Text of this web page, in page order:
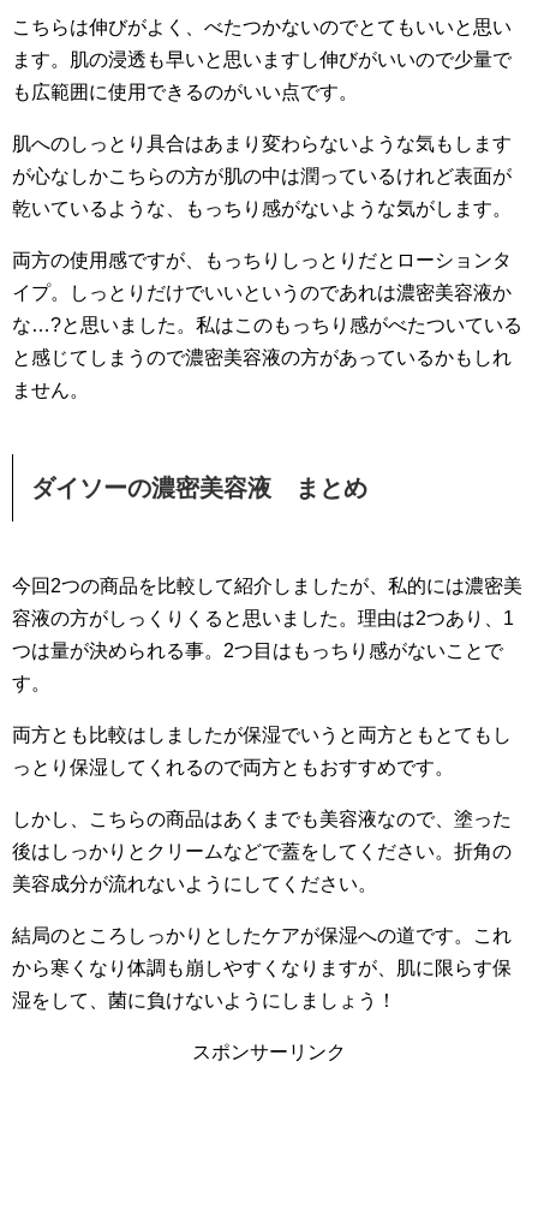
こちらは伸びがよく、べたつかないのでとてもいいと思い
ます。肌の浸透も早いと思いますし伸びがいいので少量で
も広範囲に使用できるのがいい点です。
肌へのしっとり具合はあまり変わらないような気もします
が心なしかこちらの方が肌の中は潤っているけれど表面が
乾いているような、もっちり感がないような気がします。
両方の使用感ですが、もっちりしっとりだとローションタ
イプ。しっとりだけでいいというのであれは濃密美容液か
な…?と思いました。私はこのもっちり感がべたついている
と感じてしまうので濃密美容液の方があっているかもしれ
ません。
ダイソーの濃密美容液 まとめ
今回2つの商品を比較して紹介しましたが、私的には濃密美
容液の方がしっくりくると思いました。理由は2つあり、1
つは量が決められる事。2つ目はもっちり感がないことで
す。
両方とも比較はしましたが保湿でいうと両方ともとてもし
っとり保湿してくれるので両方ともおすすめです。
しかし、こちらの商品はあくまでも美容液なので、塗った
後はしっかりとクリームなどで蓋をしてください。折角の
美容成分が流れないようにしてください。
結局のところしっかりとしたケアが保湿への道です。これ
から寒くなり体調も崩しやすくなりますが、肌に限らす保
湿をして、菌に負けないようにしましょう！
スポンサーリンク